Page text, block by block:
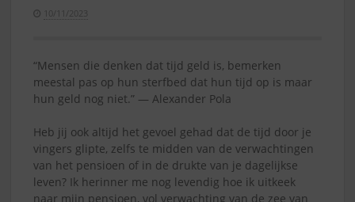
10/11/2023
“Mensen die denken dat tijd geld is, bemerken
meestal pas op hun sterfbed dat hun tijd op is maar
hun geld nog niet.” ― Alexander Pola
Heb jij ook altijd het gevoel gehad dat de tijd door je
vingers glipte, zelfs te midden van de verwachtingen
van het pensioen of in de drukte van je dagelijkse
leven? Ik herinner me nog levendig hoe ik uitkeek
naar mijn pensioen, vol verwachting van de zee van